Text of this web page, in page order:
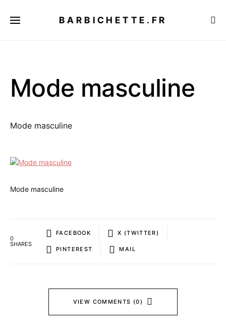
BARBICHETTE.FR
Mode masculine
Mode masculine
Mode masculine
0
SHARES
FACEBOOK X (TWITTER)
PINTEREST MAIL
VIEW COMMENTS (0)